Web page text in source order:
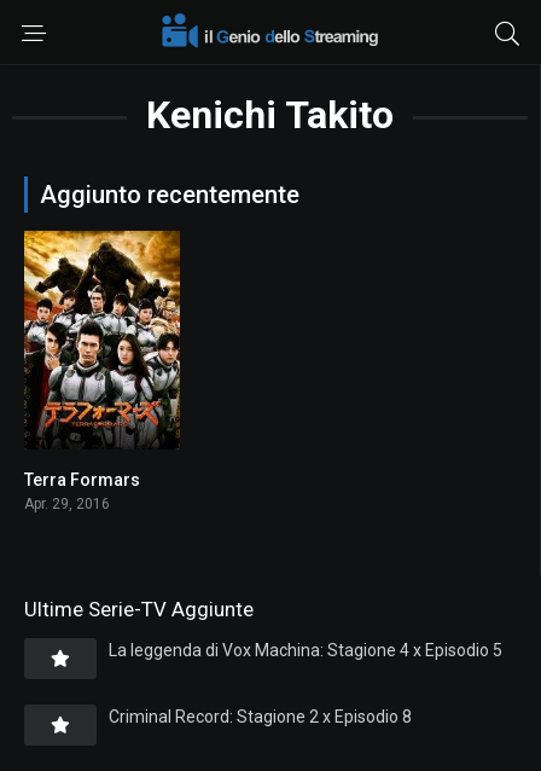
Kenichi Takito
Aggiunto recentemente
Terra Formars
Apr. 29, 2016
Ultime Serie-TV Aggiunte
La leggenda di Vox Machina: Stagione 4 x Episodio 5
Criminal Record: Stagione 2 x Episodio 8